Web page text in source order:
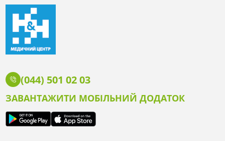
(044) 501 02 03
ЗАВАНТАЖИТИ МОБІЛЬНИЙ ДОДАТОК